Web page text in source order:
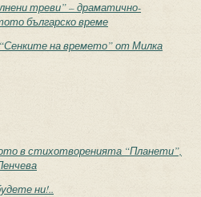
треви” – драматично-
българско време
на времето” от Милка
в стихотворенията “Планети”,
ни!..